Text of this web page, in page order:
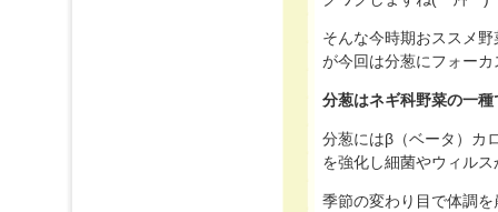
そんな今時期おススメ
が今回は分葱にフォー
分葱はネギ科野菜の一
分葱にはβ（ベータ）カ
を強化し細菌やウィル
季節の変わり目で体調